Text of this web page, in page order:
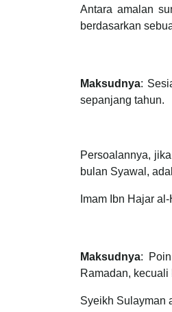
Antara amalan
berdasarkan
Maksudnya:
sepanjang tahun.
Persoalannya,
bulan Syawal,
Imam Ibn Hajar
Maksudnya:
Ramadan,
Syeikh Sulayman